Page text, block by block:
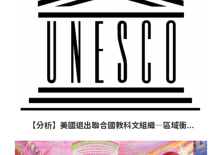
【分析】美國退出聯合國教科文組織—區域衝...